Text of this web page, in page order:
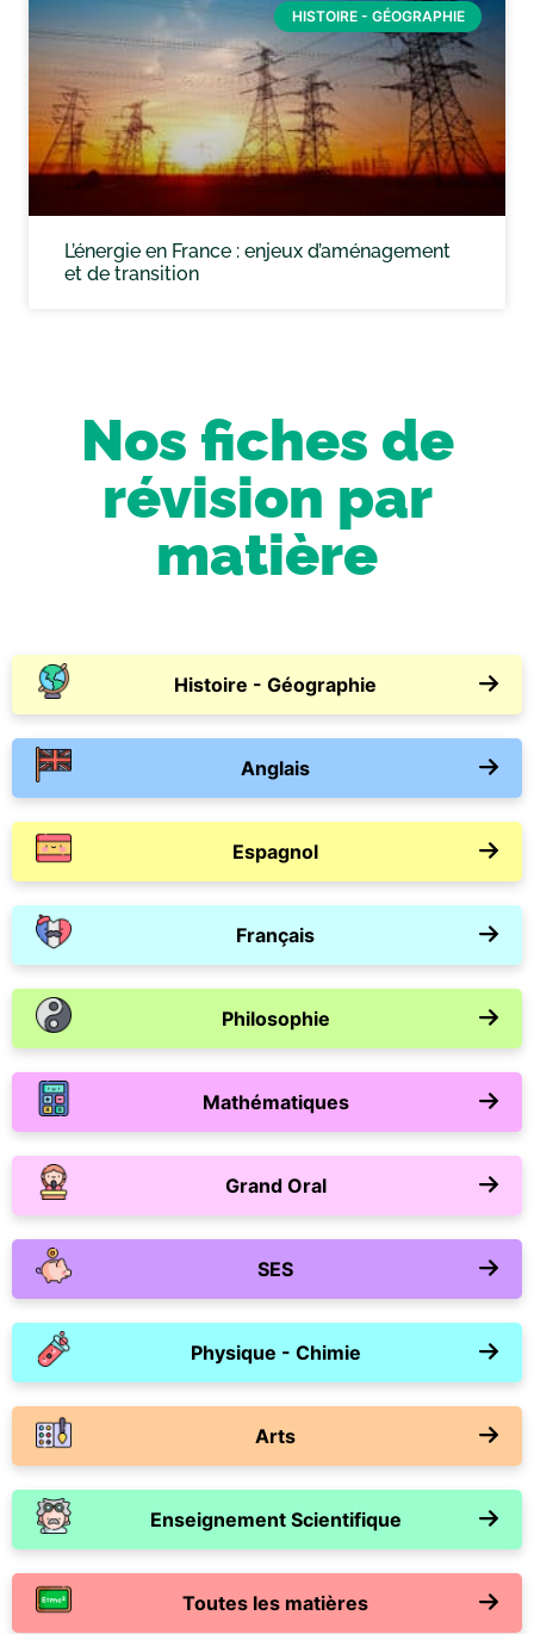
HISTOIRE - GÉOGRAPHIE
L’énergie en France : enjeux d’aménagement
et de transition
Nos fiches de
révision par
matière
Histoire - Géographie
Anglais
Espagnol
Français
Philosophie
Mathématiques
Grand Oral
SES
Physique - Chimie
Arts
Enseignement Scientifique
Toutes les matières